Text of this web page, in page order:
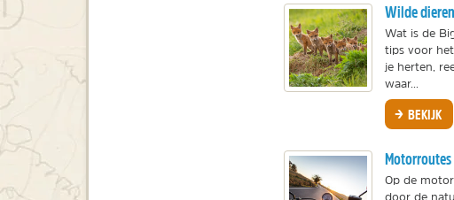
Wilde
Wat is de
tips voor
je herten,
waar...
BEKIJK
Op de
door de